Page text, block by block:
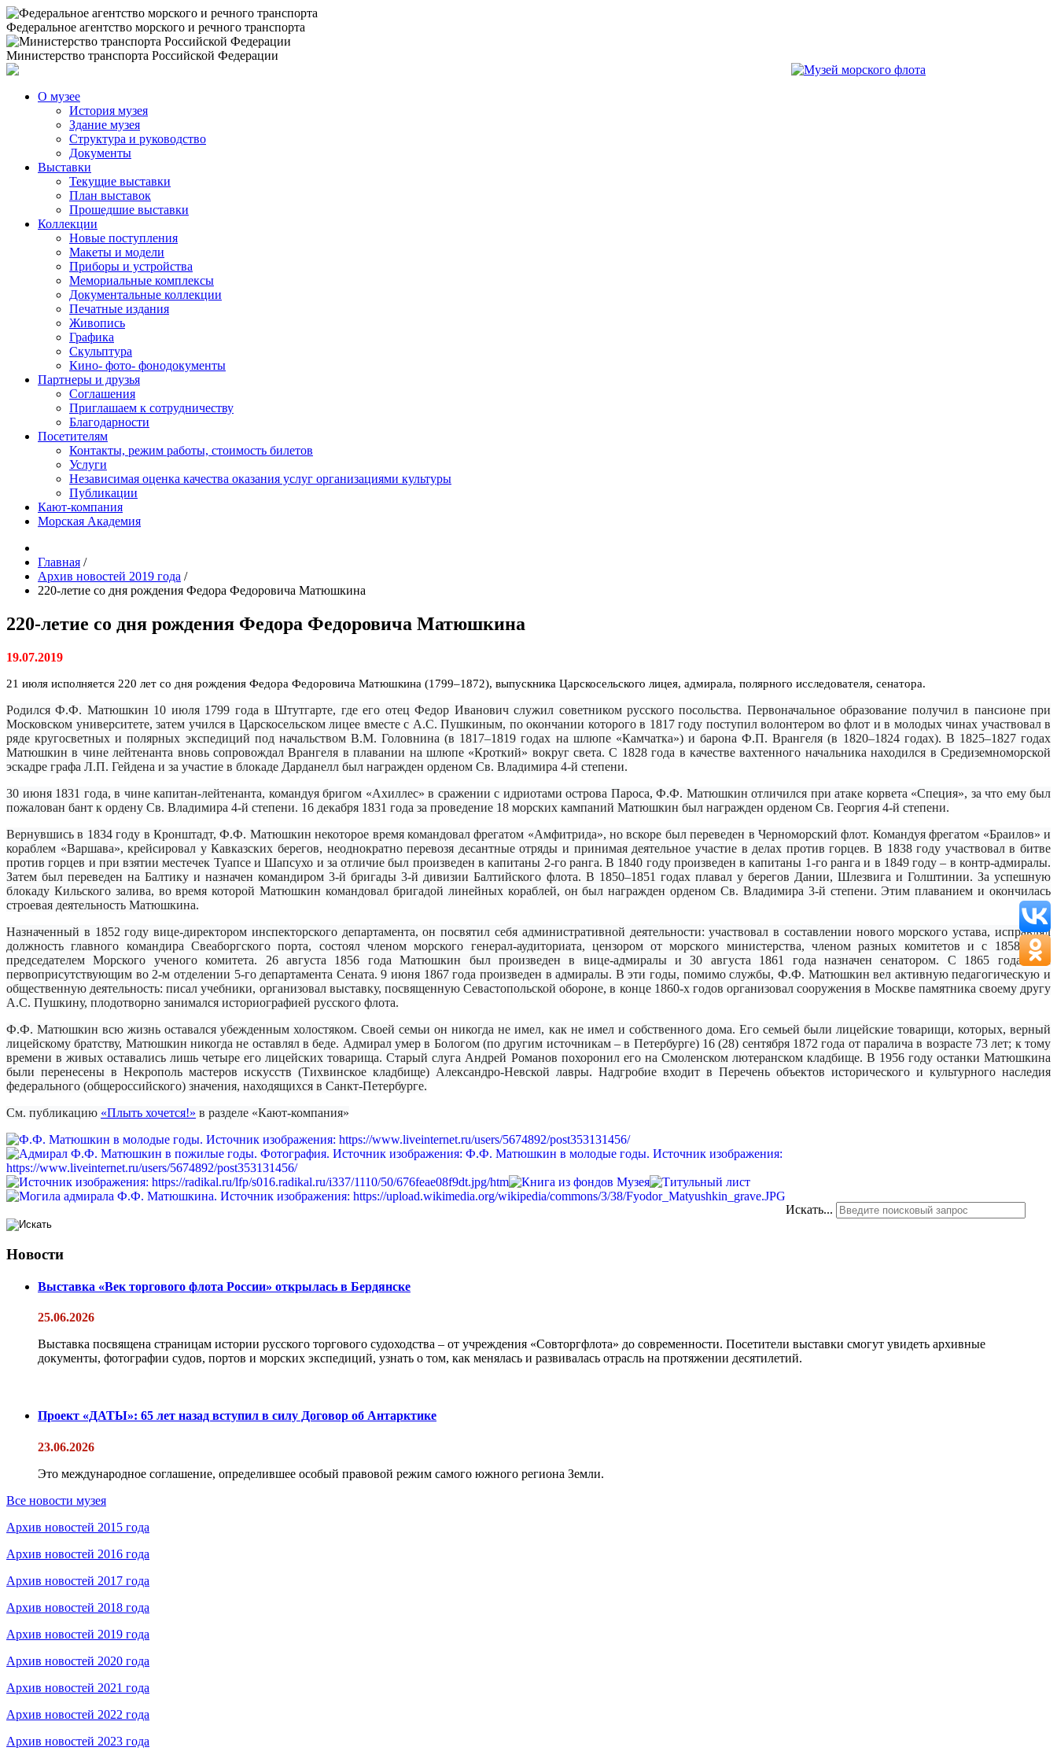
Федеральное агентство морского и речного транспорта
Министерство транспорта Российской Федерации
О музее
История музея
Здание музея
Структура и руководство
Документы
Выставки
Текущие выставки
План выставок
Прошедшие выставки
Коллекции
Новые поступления
Макеты и модели
Приборы и устройства
Мемориальные комплексы
Документальные коллекции
Печатные издания
Живопись
Графика
Скульптура
Кино- фото- фонодокументы
Партнеры и друзья
Соглашения
Приглашаем к сотрудничеству
Благодарности
Посетителям
Контакты, режим работы, стоимость билетов
Услуги
Независимая оценка качества оказания услуг организациями культуры
Публикации
Кают-компания
Морская Академия
Главная /
Архив новостей 2019 года /
220-летие со дня рождения Федора Федоровича Матюшкина
220-летие со дня рождения Федора Федоровича Матюшкина
19.07.2019
21 июля исполняется 220 лет со дня рождения Федора Федоровича Матюшкина (1799–1872), выпускника Царскосельского лицея, адмирала, полярного исследователя, сенатора.
Родился Ф.Ф. Матюшкин 10 июля 1799 года в Штутгарте, где его отец Федор Иванович служил советником русского посольства. Первоначальное образование получил в пансионе при
Московском университете, затем учился в Царскосельском лицее вместе с А.С. Пушкиным, по окончании которого в 1817 году поступил волонтером во флот и в молодых чинах участвовал в
ряде кругосветных и полярных экспедиций под начальством В.М. Головнина (в 1817–1819 годах на шлюпе «Камчатка») и барона Ф.П. Врангеля (в 1820–1824 годах). В 1825–1827 годах
Матюшкин в чине лейтенанта вновь сопровождал Врангеля в плавании на шлюпе «Кроткий» вокруг света. С 1828 года в качестве вахтенного начальника находился в Средиземноморской
эскадре графа Л.П. Гейдена и за участие в блокаде Дарданелл был награжден орденом Св. Владимира 4-й степени.
30 июня 1831 года, в чине капитан-лейтенанта, командуя бригом «Ахиллес» в сражении с идриотами острова Пароса, Ф.Ф. Матюшкин отличился при атаке корвета «Специя», за что ему был
пожалован бант к ордену Св. Владимира 4-й степени. 16 декабря 1831 года за проведение 18 морских кампаний Матюшкин был награжден орденом Св. Георгия 4-й степени.
Вернувшись в 1834 году в Кронштадт, Ф.Ф. Матюшкин некоторое время командовал фрегатом «Амфитрида», но вскоре был переведен в Черноморский флот. Командуя фрегатом «Браилов» и
кораблем «Варшава», крейсировал у Кавказских берегов, неоднократно перевозя десантные отряды и принимая деятельное участие в делах против горцев. В 1838 году участвовал в битве
против горцев и при взятии местечек Туапсе и Шапсухо и за отличие был произведен в капитаны 2-го ранга. В 1840 году произведен в капитаны 1-го ранга и в 1849 году – в контр-адмиралы.
Затем был переведен на Балтику и назначен командиром 3-й бригады 3-й дивизии Балтийского флота. В 1850–1851 годах плавал у берегов Дании, Шлезвига и Голштинии. За успешную
блокаду Кильского залива, во время которой Матюшкин командовал бригадой линейных кораблей, он был награжден орденом Св. Владимира 3-й степени. Этим плаванием и окончилась
строевая деятельность Матюшкина.
Назначенный в 1852 году вице-директором инспекторского департамента, он посвятил себя административной деятельности: участвовал в составлении нового морского устава, исправлял
должность главного командира Свеаборгского порта, состоял членом морского генерал-аудиториата, цензором от морского министерства, членом разных комитетов и с 1858 года
председателем Морского ученого комитета. 26 августа 1856 года Матюшкин был произведен в вице-адмиралы и 30 августа 1861 года назначен сенатором. С 1865 года был
первоприсутствующим во 2-м отделении 5-го департамента Сената. 9 июня 1867 года произведен в адмиралы. В эти годы, помимо службы, Ф.Ф. Матюшкин вел активную педагогическую и
общественную деятельность: писал учебники, организовал выставку, посвященную Севастопольской обороне, в конце 1860-х годов организовал сооружения в Москве памятника своему другу
А.С. Пушкину, плодотворно занимался историографией русского флота.
Ф.Ф. Матюшкин всю жизнь оставался убежденным холостяком. Своей семьи он никогда не имел, как не имел и собственного дома. Его семьей были лицейские товарищи, которых, верный
лицейскому братству, Матюшкин никогда не оставлял в беде. Адмирал умер в Бологом (по другим источникам – в Петербурге) 16 (28) сентября 1872 года от паралича в возрасте 73 лет; к тому
времени в живых оставались лишь четыре его лицейских товарища. Старый слуга Андрей Романов похоронил его на Смоленском лютеранском кладбище. В 1956 году останки Матюшкина
были перенесены в Некрополь мастеров искусств (Тихвинское кладбище) Александро-Невской лавры. Надгробие входит в Перечень объектов исторического и культурного наследия
федерального (общероссийского) значения, находящихся в Санкт-Петербурге.
См. публикацию «Плыть хочется!» в разделе «Кают-компания»
Искать...
Новости
Выставка «Век торгового флота России» открылась в Бердянске
25.06.2026
Выставка посвящена страницам истории русского торгового судоходства – от учреждения «Совторгфлота» до современности. Посетители выставки смогут увидеть архивные
документы, фотографии судов, портов и морских экспедиций, узнать о том, как менялась и развивалась отрасль на протяжении десятилетий.
Проект «ДАТЫ»: 65 лет назад вступил в силу Договор об Антарктике
23.06.2026
Это международное соглашение, определившее особый правовой режим самого южного региона Земли.
Все новости музея
Архив новостей 2015 года
Архив новостей 2016 года
Архив новостей 2017 года
Архив новостей 2018 года
Архив новостей 2019 года
Архив новостей 2020 года
Архив новостей 2021 года
Архив новостей 2022 года
Архив новостей 2023 года